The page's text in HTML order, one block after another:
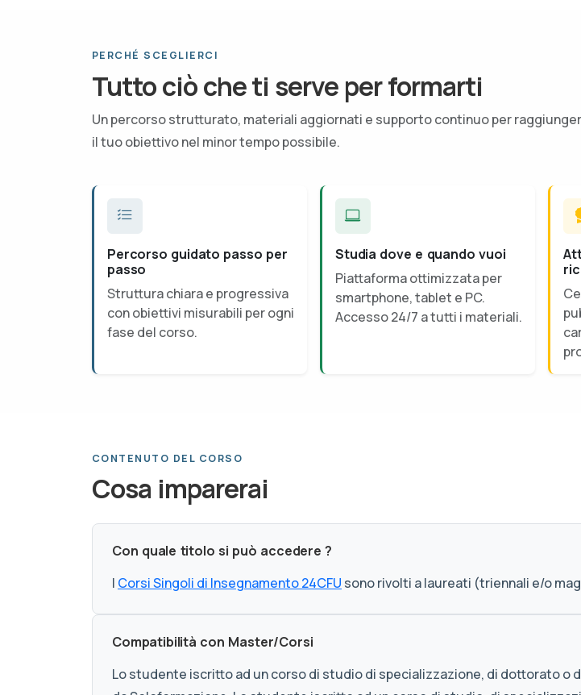
PERCHÉ SCEGLIERCI
Tutto ciò che ti serve per formarti
Un percorso strutturato, materiali aggiornati e supporto continuo per
il tuo obiettivo nel minor tempo possibile.
Percorso guidato passo per
passo
Struttura chiara e progressiva
con obiettivi misurabili per ogni
fase del corso.
Studia dove e quando vuoi
Piattaforma ottimizzata per
smartphone, tablet e PC.
Accesso 24/7 a tutti i materiali.
CONTENUTO DEL CORSO
Cosa imparerai
Con quale titolo si può accedere ?
I Corsi Singoli di Insegnamento 24CFU sono rivolti a laureati (triennali e/o
Compatibilità con Master/Corsi
Lo studente iscritto ad un corso di studio di specializzazione, di dottorato o